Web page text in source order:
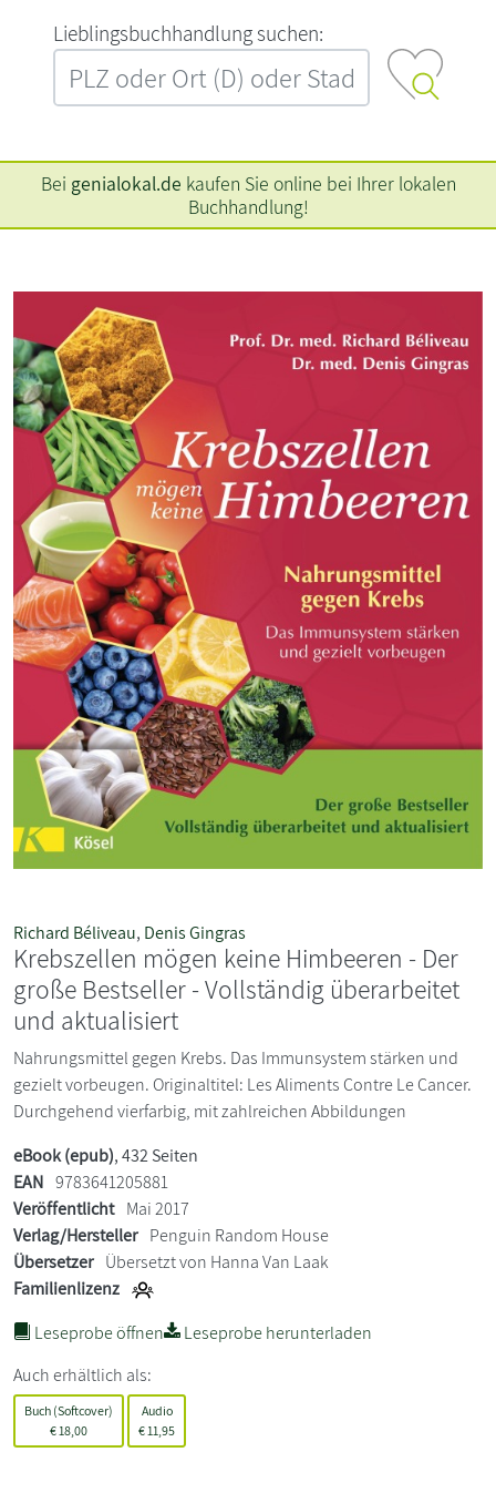
L‍i‍e‍b‍l‍i‍n‍g‍s‍b‍u‍c‍h‍h‍a‍n‍d‍l‍u‍n‍g‍ ‍s‍u‍c‍h‍e‍n‍:‍
Bei genialokal.de kaufen Sie online bei Ihrer lokalen
Buchhandlung!
Richard Béliveau, Denis Gingras
Krebszellen mögen keine Himbeeren - Der
große Bestseller - Vollständig überarbeitet
und aktualisiert
Nahrungsmittel gegen Krebs. Das Immunsystem stärken und
gezielt vorbeugen. Originaltitel: Les Aliments Contre Le Cancer.
Durchgehend vierfarbig, mit zahlreichen Abbildungen
eBook (epub), 432 Seiten
EAN 9783641205881
Veröffentlicht Mai 2017
Verlag/Hersteller Penguin Random House
Übersetzer Übersetzt von Hanna Van Laak
Familienlizenz
Leseprobe öffnen
Leseprobe herunterladen
Auch erhältlich als:
Buch (Softcover)
€18,00
Audio
€11,95